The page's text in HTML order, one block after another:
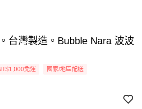
灣製造。Bubble Nara 波波
免運 國家/地區配送